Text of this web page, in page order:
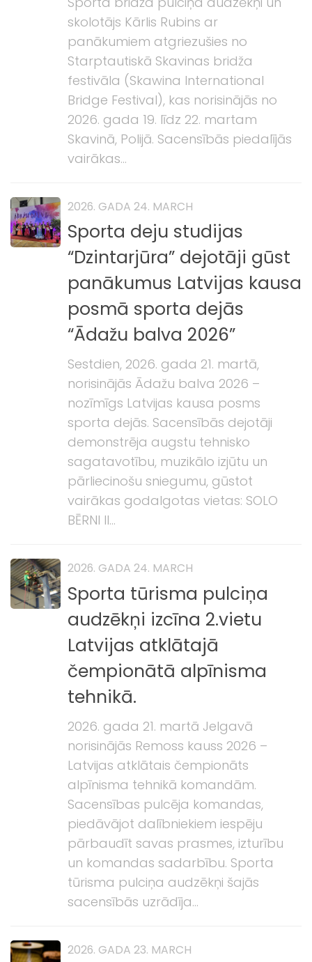
skolotājs Kārlis Rubins ar
panākumiem atgriezušies no
Starptautiskā Skavinas bridža
festivāla (Skawina International
Bridge Festival), kas norisinājās no
2026. gada 19. līdz 22. martam
Skavinā, Polijā. Sacensībās piedalījās
vairākas...
2026. GADA 24. MARCH
Sporta deju studijas
“Dzintarjūra” dejotāji gūst
panākumus Latvijas kausa
posmā sporta dejās
“Ādažu balva 2026”
Sestdien, 2026. gada 21. martā,
norisinājās Ādažu balva 2026 –
nozīmīgs Latvijas kausa posms
sporta dejās. Sacensībās dejotāji
demonstrēja augstu tehnisko
sagatavotību, muzikālo izjūtu un
pārliecinošu sniegumu, gūstot
vairākas godalgotas vietas: SOLO
BĒRNI II...
2026. GADA 24. MARCH
Sporta tūrisma pulciņa
audzēkņi izcīna 2.vietu
Latvijas atklātajā
čempionātā alpīnisma
tehnikā.
2026. gada 21. martā Jelgavā
norisinājās Remoss kauss 2026 –
Latvijas atklātais čempionāts
alpīnisma tehnikā komandām.
Sacensības pulcēja komandas,
piedāvājot dalībniekiem iespēju
pārbaudīt savas prasmes, izturību
un komandas sadarbību. Sporta
tūrisma pulciņa audzēkņi šajās
sacensībās uzrādīja...
2026. GADA 23. MARCH